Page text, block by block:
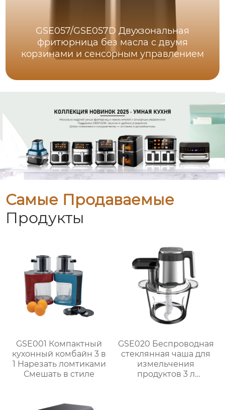
GSE057/GSE057D Двухзональная
фритюрница без масла с двумя
корзинами и сенсорным управлением
Самые Продаваемые
Продукты
GSE001 Компактный
кухонный комбайн 3 в
1 Нарезать ломтиками
Смешать в стиле
GSE020 Беспроводная
стеклянная чаша для
измельчения
продуктов 3 л